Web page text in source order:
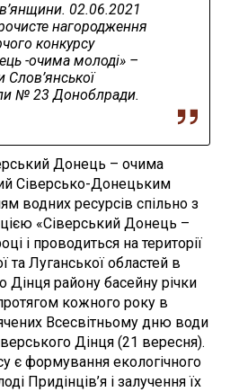
02.06.2021
нагородження
конкурсу
-очима молоді» –
Слов’янської
№ 23 Доноблради.
Донець – очима
Сіверсько-Донецьким
водних ресурсів спільно з
«Сіверський Донець –
і проводиться на території
та Луганської областей в
Дінця району басейну річки
кожного року в
Всесвітньому дню води
Дінця (21 вересня).
є формування екологічного
Придінців’я і залучення їх